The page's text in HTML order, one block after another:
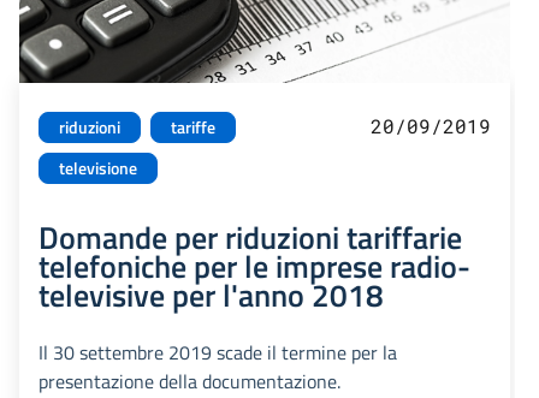
riduzioni
tariffe
televisione
20/09/2019
Domande per riduzioni tariffarie
telefoniche per le imprese radio-
televisive per l'anno 2018
Il 30 settembre 2019 scade il termine per la
presentazione della documentazione.